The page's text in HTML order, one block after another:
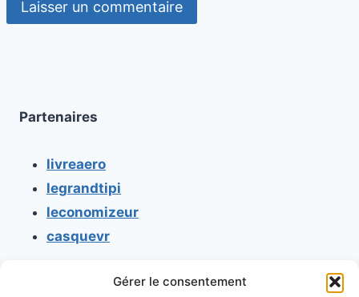
Gérer le consentement
Partenaires
livreaero
legrandtipi
leconomizeur
casquevr